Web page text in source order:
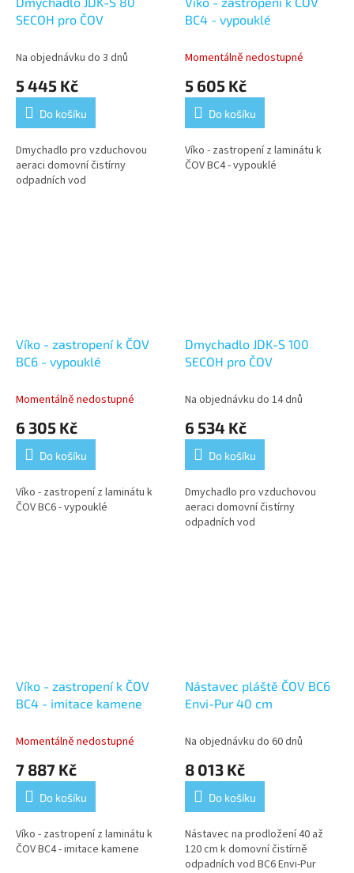
SECOH pro ČOV
Na objednávku do 3 dnů
5 445 Kč
Do košíku
Dmychadlo pro vzduchovou
aeraci domovní čistírny
odpadních vod
BC4 - vypouklé
Momentálně nedostupné
5 605 Kč
Do košíku
Víko - zastropení z laminátu k
ČOV BC4 - vypouklé
Víko - zastropení k ČOV
BC6 - vypouklé
Momentálně nedostupné
6 305 Kč
Do košíku
Víko - zastropení z laminátu k
ČOV BC6 - vypouklé
Dmychadlo JDK-S 100
SECOH pro ČOV
Na objednávku do 14 dnů
6 534 Kč
Do košíku
Dmychadlo pro vzduchovou
aeraci domovní čistírny
odpadních vod
Víko - zastropení k ČOV
BC4 - imitace kamene
Momentálně nedostupné
7 887 Kč
Do košíku
Víko - zastropení z laminátu k
ČOV BC4 - imitace kamene
Nástavec pláště ČOV BC6
Envi-Pur 40 cm
Na objednávku do 60 dnů
8 013 Kč
Do košíku
Nástavec na prodložení 40 až
120 cm k domovní čistírně
odpadních vod BC6 Envi-Pur